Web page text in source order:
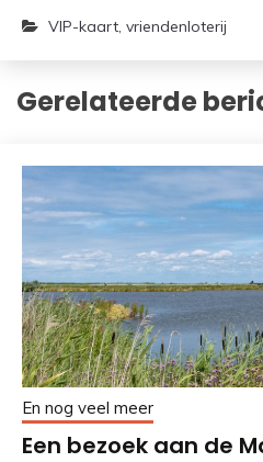
VIP-kaart, vriendenloterij
Gerelateerde
En nog veel meer
Een bezoek aan de